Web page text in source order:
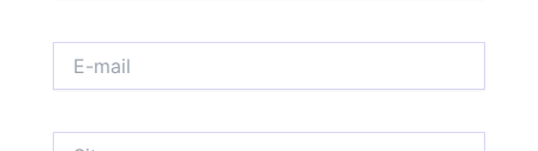
mail